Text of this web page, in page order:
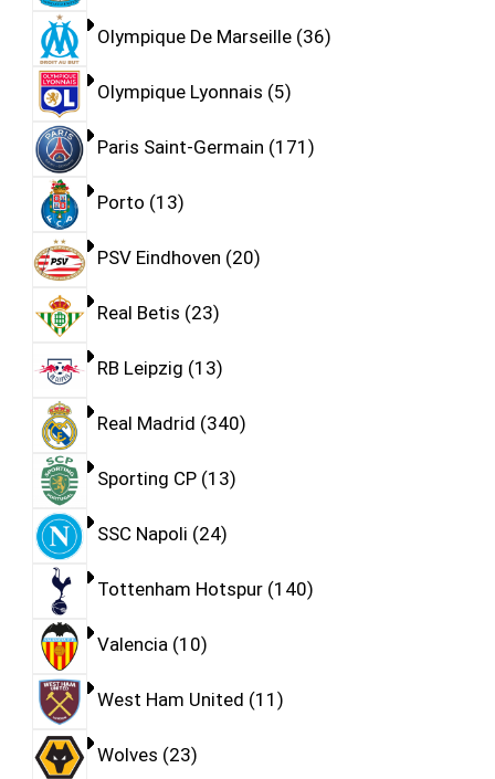
Olympique De Marseille 36
Olympique Lyonnais 5
Paris Saint-Germain 171
Porto 13
PSV Eindhoven 20
Real Betis 23
RB Leipzig 13
Real Madrid 340
Sporting CP 13
SSC Napoli 24
Tottenham Hotspur 140
Valencia 10
West Ham United 11
Wolves 23